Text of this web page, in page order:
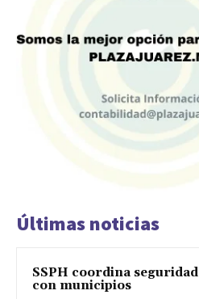
Últimas noticias
SSPH coordina seguridad
con municipios